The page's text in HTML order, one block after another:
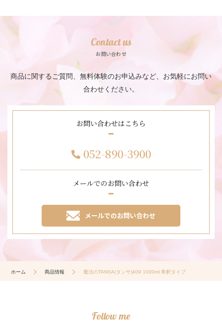
Contact us
お問い合わせ
商品に関するご質問、無料体験のお申込みなど、お気軽にお問い
合わせください。
お問い合わせはこちら
052-890-3900
メールでのお問い合わせ
メールでのお問い合わせ
ホーム 商品情報 魔法のTANSA(タンサ)409 1000ml 希釈タイプ
Follow me